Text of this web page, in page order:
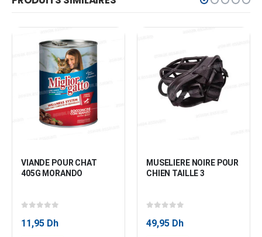
VIANDE POUR CHAT
405G MORANDO
11,95 Dh
MUSELIERE NOIRE POUR
CHIEN TAILLE 3
49,95 Dh